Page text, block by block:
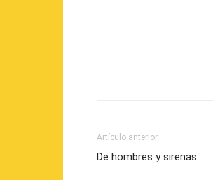
Artículo anterior
De hombres y sirenas